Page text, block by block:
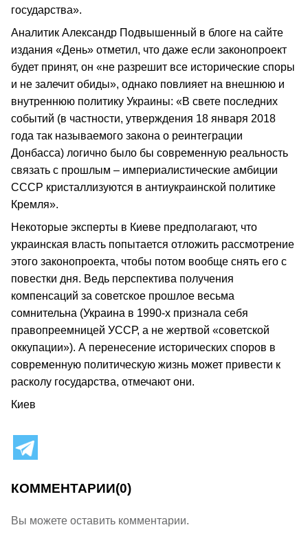
государства».
Аналитик Александр Подвышенный в блоге на сайте
издания «День» отметил, что даже если законопроект
будет принят, он «не разрешит все исторические споры
и не залечит обиды», однако повлияет на внешнюю и
внутреннюю политику Украины: «В свете последних
событий (в частности, утверждения 18 января 2018
года так называемого закона о реинтеграции
Донбасса) логично было бы современную реальность
связать с прошлым – империалистические амбиции
СССР кристаллизуются в антиукраинской политике
Кремля».
Некоторые эксперты в Киеве предполагают, что
украинская власть попытается отложить рассмотрение
этого законопроекта, чтобы потом вообще снять его с
повестки дня. Ведь перспектива получения
компенсаций за советское прошлое весьма
сомнительна (Украина в 1990-х признала себя
правопреемницей УССР, а не жертвой «советской
оккупации»). А перенесение исторических споров в
современную политическую жизнь может привести к
расколу государства, отмечают они.
Киев
КОММЕНТАРИИ(0)
Вы можете оставить комментарии.